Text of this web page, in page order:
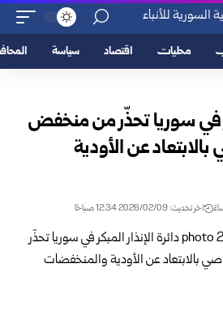
محليات اقتصاد سياسة
في سوريا تحذّر من منخفض
عن الأودية
اخر تحديث: 2026/02/09 12:34 صباحًا